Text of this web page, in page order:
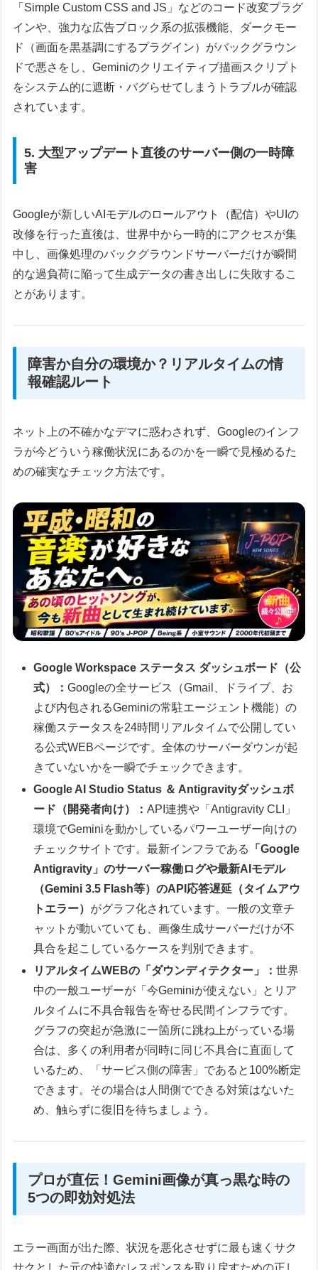
「Simple Custom CSS and JS」などのコード改変プラグ
インや、強力な広告ブロック系の拡張機能、ダークモー
ド（画面を黒基調にするプラグイン）がバックグラウン
ドで悪さをし、Geminiのクリエイティブ描画スクリプト
をシステム的に遮断・バグらせてしまうトラブルが確認
されています。
5. 大型アップデート直後のサーバー側の一時障
害
Googleが新しいAIモデルのロールアウト（配信）やUIの
改修を行った直後は、世界中から一時的にアクセスが集
中し、画像処理のバックグラウンドサーバーだけが瞬間
的な過負荷に陥って生成データの書き出しに失敗するこ
とがあります。
障害か自分の環境か？リアルタイムの情
報確認ルート
ネット上の不確かなデマに惑わされず、Googleのインフ
ラが今どういう稼働状況にあるのかを一瞬で見極めるた
めの確実なチェック方法です。
Google Workspace ステータス ダッシュボード（公
式）：Googleの全サービス（Gmail、ドライブ、お
よび内包されるGeminiの常駐エージェント機能）の
稼働ステータスを24時間リアルタイムで公開してい
る公式WEBページです。全体のサーバーダウンが起
きていないかを一瞬でチェックできます。
Google AI Studio Status ＆ Antigravityダッシュボ
ード（開発者向け）：API連携や「Antigravity CLI」
環境でGeminiを動かしているパワーユーザー向けの
チェックサイトです。最新インフラである
「Google
Antigravity」のサーバー稼働ログや最新AIモデル
（Gemini 3.5 Flash等）のAPI応答遅延（タイムアウ
トエラー） がグラフ化されています。一般の文章チ
ャットが動いていても、画像生成サーバーだけが不
具合を起こしているケースを判別できます。
リアルタイムWEBの「ダウンディテクター」：世界
中の一般ユーザーが「今Geminiが使えない」とリア
ルタイムに不具合報告を寄せる民間インフラです。
グラフの突起が急激に一箇所に跳ね上がっている場
合は、多くの利用者が同時に同じ不具合に直面して
いるため、「サービス側の障害」であると100%断定
できます。その場合は人間側でできる対策はないた
め、触らずに復旧を待ちましょう。
プロが直伝！Gemini画像が真っ黒な時の
5つの即効対処法
エラー画面が出た際、状況を悪化させずに最も速くサク
サクとした元の快適なレスポンスを取り戻すための正し